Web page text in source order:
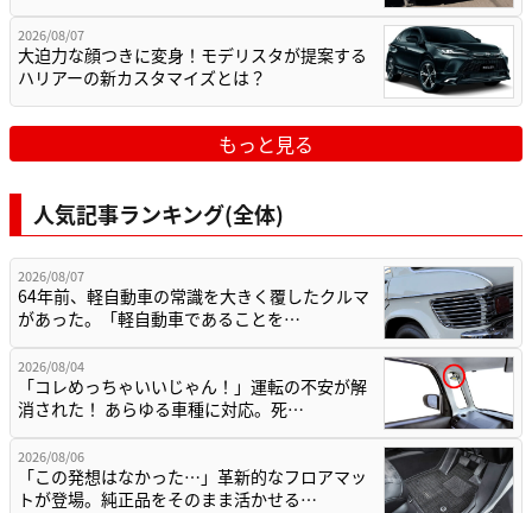
2026/08/07
大迫力な顔つきに変身！モデリスタが提案する
ハリアーの新カスタマイズとは？
もっと見る
人気記事ランキング(全体)
2026/08/07
64年前、軽自動車の常識を大きく覆したクルマ
があった。「軽自動車であることを…
2026/08/04
「コレめっちゃいいじゃん！」運転の不安が解
消された！ あらゆる車種に対応。死…
2026/08/06
「この発想はなかった…」革新的なフロアマッ
トが登場。純正品をそのまま活かせる…